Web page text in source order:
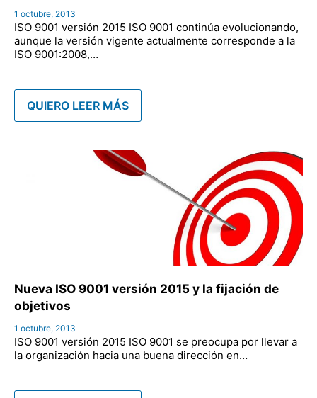
1 octubre, 2013
ISO 9001 versión 2015 ISO 9001 continúa evolucionando,
aunque la versión vigente actualmente corresponde a la
ISO 9001:2008,…
QUIERO LEER MÁS
Nueva ISO 9001 versión 2015 y la fijación de
objetivos
1 octubre, 2013
ISO 9001 versión 2015 ISO 9001 se preocupa por llevar a
la organización hacia una buena dirección en…